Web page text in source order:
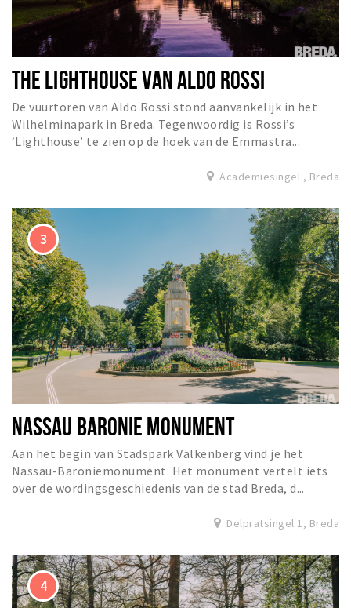
THE LIGHTHOUSE VAN ALDO ROSSI
De vuurtoren van Aldo Rossi stond aanvankelijk in het
Wilhelminapark in Breda. Tegenwoordig is Rossi’s
‘Lighthouse’ te zien op de hoek van de Emmastra...
Academiesingel , Breda
NASSAU BARONIE MONUMENT
Aan het begin van Stadspark Valkenberg vind je het
Nassau-Baroniemonument. Het monument vertelt iets
over de wordingsgeschiedenis van de stad Breda, d...
Delpratsingel 1, Breda